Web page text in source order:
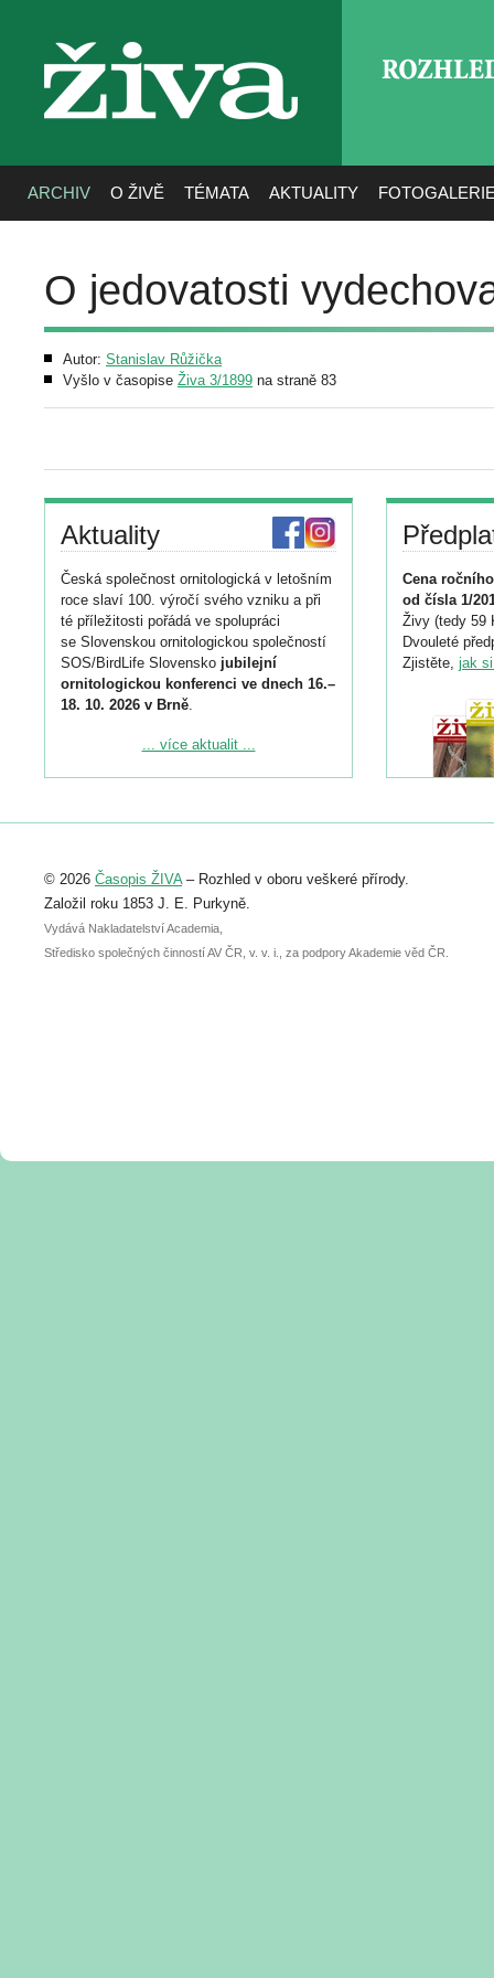
živa
ARCHIV O ŽIVĚ TÉMATA AKTUALITY
O jedovatosti
Autor: Stanislav Růžička
Vyšlo v časopise Živa 3/1899 na straně 83
Aktuality
Česká společnost ornitologická v letošním
roce slaví 100. výročí svého vzniku a při
té příležitosti pořádá ve spolupráci
se Slovenskou ornitologickou společností
SOS/BirdLife Slovensko jubilejní
ornitologickou konferenci ve dnech 16.–
18. 10. 2026 v Brně.
Podrobnější informace ke konferenci
Registrovat se můžete do 6. září.
abstraktu přihlášené přednášky nebo
posteru je už 30. června.
... více aktualit ...
Cena
od čísla 1/
Živy (tedy 59
Dvouleté
Zjistěte, jak
© 2026 Časopis ŽIVA– Rozhled v oboru veškeré přírody.
Založil roku 1853 J. E. Purkyně.
Vydává Nakladatelství Academia,
Středisko společných činností AV ČR, v. v. i., za podpory Akademie věd ČR.